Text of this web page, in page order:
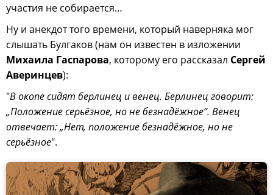
участия не собирается…
Ну и анекдот того времени, который наверняка мог
слышать Булгаков (нам он известен в изложении
Михаила Гаспарова, которому его рассказал Сергей
Аверинцев):
"В окопе сидят берлинец и венец. Берлинец говорит:
„Положение серьёзное, но не безнадёжное“. Венец
отвечает: „Нет, положение безнадёжное, но не
серьёзное".